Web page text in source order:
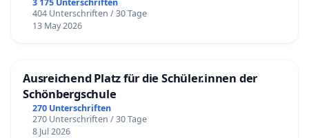
404 Unterschriften / 30 Tage
13 May 2026
Ausreichend Platz für die Schüler.innen der
Schönbergschule
270 Unterschriften
270 Unterschriften / 30 Tage
8 Jul 2026